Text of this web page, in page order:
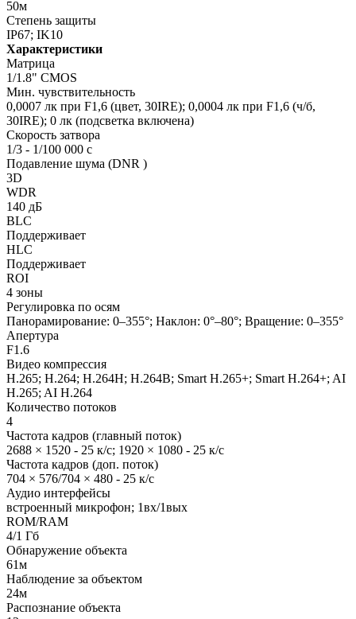
50м
Степень защиты
IP67; IK10
Характеристики
Матрица
1/1.8" CMOS
Мин. чувствительность
0,0007 лк при F1,6 (цвет, 30IRE); 0,0004 лк при F1,6 (ч/б,
30IRE); 0 лк (подсветка включена)
Скорость затвора
1/3 - 1/100 000 с
Подавление шума (DNR )
3D
WDR
140 дБ
BLC
Поддерживает
HLC
Поддерживает
ROI
4 зоны
Регулировка по осям
Панорамирование: 0–355°; Наклон: 0°–80°; Вращение: 0–355°
Апертура
F1.6
Видео компрессия
H.265; H.264; H.264H; H.264B; Smart H.265+; Smart H.264+; AI
H.265; AI H.264
Количество потоков
4
Частота кадров (главный поток)
2688 × 1520 - 25 к/с; 1920 × 1080 - 25 к/с
Частота кадров (доп. поток)
704 × 576/704 × 480 - 25 к/с
Аудио интерфейсы
встроенный микрофон; 1вх/1вых
ROM/RAM
4/1 Гб
Обнаружение объекта
61м
Наблюдение за объектом
24м
Распознание объекта